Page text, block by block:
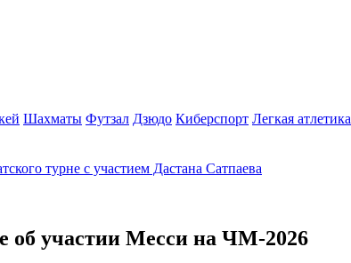
Шахматы Футзал Дзюдо Киберспорт Легкая атлетика
турне с участием Дастана Сатпаева
об участии Месси на ЧМ-2026